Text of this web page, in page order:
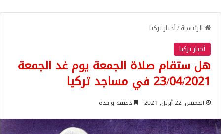
الرئيسية/أخبار تركيا
أخبار تركيا
هل ستقام صلاة الجمعة يوم غد الجمعة
23/04/2021 في مساجد تركيا
الخميس, 22 أبريل, 2021 دقيقة واحدة